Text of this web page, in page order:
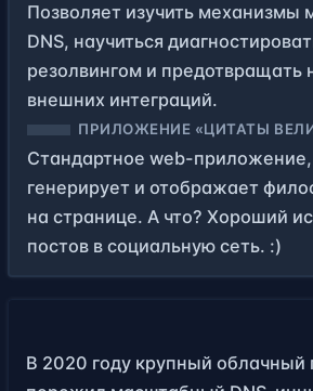
Позволяет изучить механизмы
DNS, научиться
резолвингом и предотвращать
внешних интеграций.
ПРИЛОЖЕНИЕ «ЦИТАТЫ
Стандартное web-приложение,
генерирует и отображает
на странице. А что? Хороший
постов в социальную сеть. :)
В 2020 году крупный облачный